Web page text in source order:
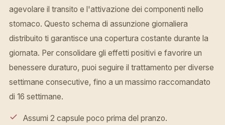
agevolare il transito e l'attivazione dei componenti nello
stomaco. Questo schema di assunzione giornaliera
distribuito ti garantisce una copertura costante durante la
giornata. Per consolidare gli effetti positivi e favorire un
benessere duraturo, puoi seguire il trattamento per diverse
settimane consecutive, fino a un massimo raccomandato
di 16 settimane.
Assumi 2 capsule poco prima del pranzo.